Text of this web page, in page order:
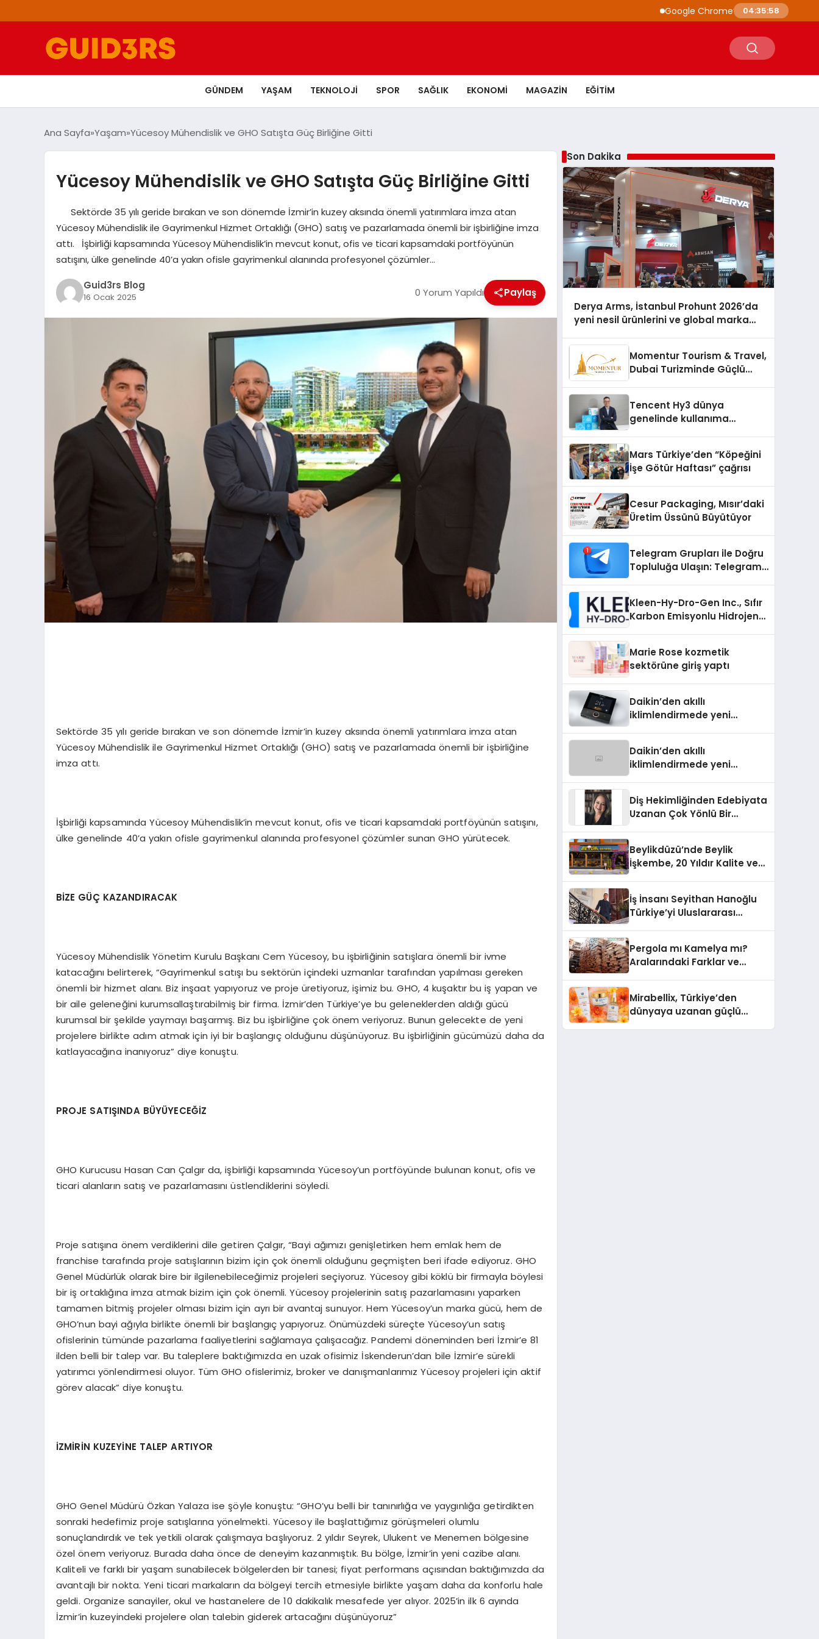
Google Chrome’a Yapay Zeka04:35:59
GÜNDEM YAŞAM TEKNOLOJI SPOR SAĞLIK EKONOMI MAGAZIN EĞITIM
Ana Sayfa Yaşam Yücesoy Mühendislik ve GHO Satışta Güç Birliğine Gitti
Yücesoy Mühendislik ve GHO Satışta Güç Birliğine Gitti
Sektörde 35 yılı geride bırakan ve son dönemde İzmir’in kuzey aksında önemli yatırımlara imza atan
Yücesoy Mühendislik ile Gayrimenkul Hizmet Ortaklığı (GHO) satış ve pazarlamada önemli bir işbirliğine imza
attı. İşbirliği kapsamında Yücesoy Mühendislik’in mevcut konut, ofis ve ticari kapsamdaki portföyünün
satışını, ülke genelinde 40’a yakın ofisle gayrimenkul alanında profesyonel çözümler…
Guid3rs Blog
16 Ocak 2025 0 Yorum Yapıldı Paylaş
Sektörde 35 yılı geride bırakan ve son dönemde İzmir’in kuzey aksında önemli yatırımlara imza atan
Yücesoy Mühendislik ile Gayrimenkul Hizmet Ortaklığı (GHO) satış ve pazarlamada önemli bir işbirliğine
imza attı.
İşbirliği kapsamında Yücesoy Mühendislik’in mevcut konut, ofis ve ticari kapsamdaki portföyünün satışını,
ülke genelinde 40’a yakın ofisle gayrimenkul alanında profesyonel çözümler sunan GHO yürütecek.
BİZE GÜÇ KAZANDIRACAK
Yücesoy Mühendislik Yönetim Kurulu Başkanı Cem Yücesoy, bu işbirliğinin satışlara önemli bir ivme
katacağını belirterek, “Gayrimenkul satışı bu sektörün içindeki uzmanlar tarafından yapılması gereken
önemli bir hizmet alanı. Biz inşaat yapıyoruz ve proje üretiyoruz, işimiz bu. GHO, 4 kuşaktır bu iş yapan ve
bir aile geleneğini kurumsallaştırabilmiş bir firma. İzmir’den Türkiye’ye bu geleneklerden aldığı gücü
kurumsal bir şekilde yaymayı başarmış. Biz bu işbirliğine çok önem veriyoruz. Bunun gelecekte de yeni
projelere birlikte adım atmak için iyi bir başlangıç olduğunu düşünüyoruz. Bu işbirliğinin gücümüzü daha da
katlayacağına inanıyoruz” diye konuştu.
PROJE SATIŞINDA BÜYÜYECEĞİZ
GHO Kurucusu Hasan Can Çalgır da, işbirliği kapsamında Yücesoy’un portföyünde bulunan konut, ofis ve
ticari alanların satış ve pazarlamasını üstlendiklerini söyledi.
Proje satışına önem verdiklerini dile getiren Çalgır, “Bayi ağımızı genişletirken hem emlak hem de
franchise tarafında proje satışlarının bizim için çok önemli olduğunu geçmişten beri ifade ediyoruz. GHO
Genel Müdürlük olarak bire bir ilgilenebileceğimiz projeleri seçiyoruz. Yücesoy gibi köklü bir firmayla böylesi
bir iş ortaklığına imza atmak bizim için çok önemli. Yücesoy projelerinin satış pazarlamasını yaparken
tamamen bitmiş projeler olması bizim için ayrı bir avantaj sunuyor. Hem Yücesoy’un marka gücü, hem de
GHO’nun bayi ağıyla birlikte önemli bir başlangıç yapıyoruz. Önümüzdeki süreçte Yücesoy’un satış
ofislerinin tümünde pazarlama faaliyetlerini sağlamaya çalışacağız. Pandemi döneminden beri İzmir’e 81
ilden belli bir talep var. Bu taleplere baktığımızda en uzak ofisimiz İskenderun’dan bile İzmir’e sürekli
yatırımcı yönlendirmesi oluyor. Tüm GHO ofislerimiz, broker ve danışmanlarımız Yücesoy projeleri için aktif
görev alacak” diye konuştu.
İZMİRİN KUZEYİNE TALEP ARTIYOR
GHO Genel Müdürü Özkan Yalaza ise şöyle konuştu: “GHO’yu belli bir tanınırlığa ve yaygınlığa getirdikten
sonraki hedefimiz proje satışlarına yönelmekti. Yücesoy ile başlattığımız görüşmeleri olumlu
sonuçlandırdık ve tek yetkili olarak çalışmaya başlıyoruz. 2 yıldır Seyrek, Ulukent ve Menemen bölgesine
özel önem veriyoruz. Burada daha önce de deneyim kazanmıştık. Bu bölge, İzmir’in yeni cazibe alanı.
Kaliteli ve farklı bir yaşam sunabilecek bölgelerden bir tanesi; fiyat performans açısından baktığımızda da
avantajlı bir nokta. Yeni ticari markaların da bölgeyi tercih etmesiyle birlikte yaşam daha da konforlu hale
geldi. Organize sanayiler, okul ve hastanelere de 10 dakikalık mesafede yer alıyor. 2025’in ilk 6 ayında
İzmir’in kuzeyindeki projelere olan talebin giderek artacağını düşünüyoruz”
Son Dakika
Derya Arms, İstanbul Prohunt 2026’da
yeni nesil ürünlerini ve global marka
Momentur Tourism & Travel,
Dubai Turizminde Güçlü
Tencent Hy3 dünya
genelinde kullanıma
Mars Türkiye’den “Köpeğini
İşe Götür Haftası” çağrısı
Cesur Packaging, Mısır’daki
Üretim Üssünü Büyütüyor
Telegram Grupları ile Doğru
Topluluğa Ulaşın: Telegram
Kleen-Hy-Dro-Gen Inc., Sıfır
Karbon Emisyonlu Hidrojen
Aldı
Marie Rose kozmetik
sektörüne giriş yaptı
Daikin’den akıllı
iklimlendirmede yeni
Daikin’den akıllı
iklimlendirmede yeni
Diş Hekimliğinden Edebiyata
Uzanan Çok Yönlü Bir
Beylikdüzü’nde Beylik
İşkembe, 20 Yıldır Kalite ve
İş İnsanı Seyithan Hanoğlu
Türkiye’yi Uluslararası
Pergola mı Kamelya mı?
Aralarındaki Farklar ve
Mirabellix, Türkiye’den
dünyaya uzanan güçlü